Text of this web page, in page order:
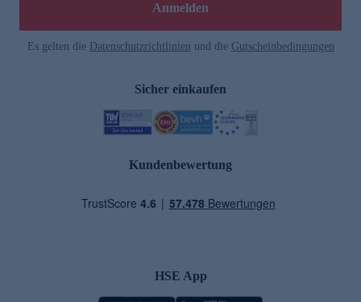
Anmelden
Es gelten die Datenschutzrichtlinien und die Gutscheinbedingungen
Sicher einkaufen
Kundenbewertung
HSE App